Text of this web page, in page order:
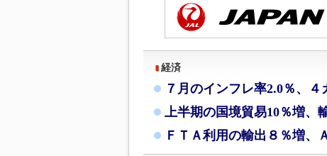
経済
７月のインフレ率2.0％、４
上半期の国境貿易10％増、
ＦＴＡ利用の輸出８％増、